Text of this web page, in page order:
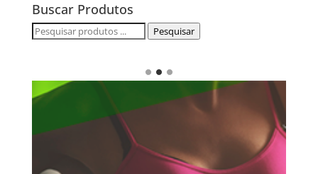
Buscar Produtos
Pesquisar
Pesquisar